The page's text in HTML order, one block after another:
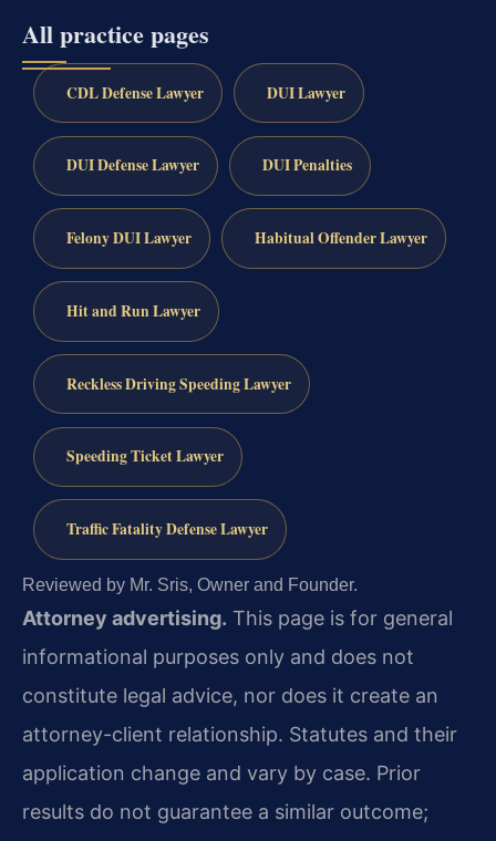
All practice pages
CDL Defense Lawyer DUI Lawyer
DUI Defense Lawyer DUI Penalties
Felony DUI Lawyer Habitual Offender Lawyer
Hit and Run Lawyer
Reckless Driving Speeding Lawyer
Speeding Ticket Lawyer
Traffic Fatality Defense Lawyer
Reviewed by Mr. Sris, Owner and Founder.
Attorney advertising. This page is for general
informational purposes only and does not
constitute legal advice, nor does it create an
attorney-client relationship. Statutes and their
application change and vary by case. Prior
results do not guarantee a similar outcome;